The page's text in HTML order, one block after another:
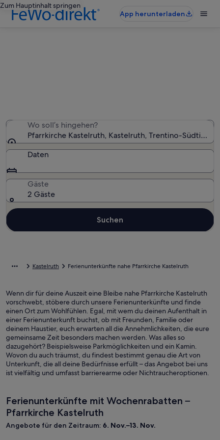
Zum Hauptinhalt springen
App herunterladen
Wo soll’s hingehen?
Pfarrkirche Kastelruth, Kastelruth, Trentino-Südtirol,
Daten
Gäste
2 Gäste
Suchen
Kastelruth Ferienunterkünfte nahe Pfarrkirche Kastelruth
Wenn dir für deine Auszeit eine Bleibe nahe Pfarrkirche Kastelruth
vorschwebt, stöbere durch unsere Ferienunterkünfte und finde
einen Ort zum Wohlfühlen. Egal, mit wem du deinen Aufenthalt in
einer Ferienunterkunft buchst, ob mit Freunden, Familie oder
deinem Haustier, euch erwarten all die Annehmlichkeiten, die eure
gemeinsame Zeit besonders machen werden. Was alles so
dazugehört? Beispielsweise Parkmöglichkeiten und ein Kamin.
Wovon du auch träumst, du findest bestimmt genau die Art von
Unterkunft, die all deine Bedürfnisse erfüllt – das Angebot bei uns
ist vielfältig und umfasst barrierearme oder Nichtraucheroptionen.
Ferienunterkünfte mit Wochenrabatten –
Pfarrkirche Kastelruth
Angebote für den Zeitraum: 6. Nov.–13. Nov.